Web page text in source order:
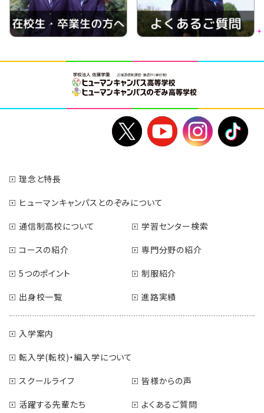
理念と特長
ヒューマンキャンパスとのぞみについて
通信制高校について
学習センター検索
コースの紹介
専門分野の紹介
5つのポイント
制服紹介
出身校一覧
進路実績
入学案内
転入学(転校)・編入学について
スクールライフ
皆様からの声
活躍する先輩たち
よくあるご質問